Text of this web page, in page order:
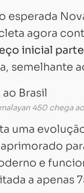
esperada
agora
inicial
semelhante
450 chega
uma
e
a apenas